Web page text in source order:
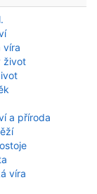
víra
život
a příroda
víra